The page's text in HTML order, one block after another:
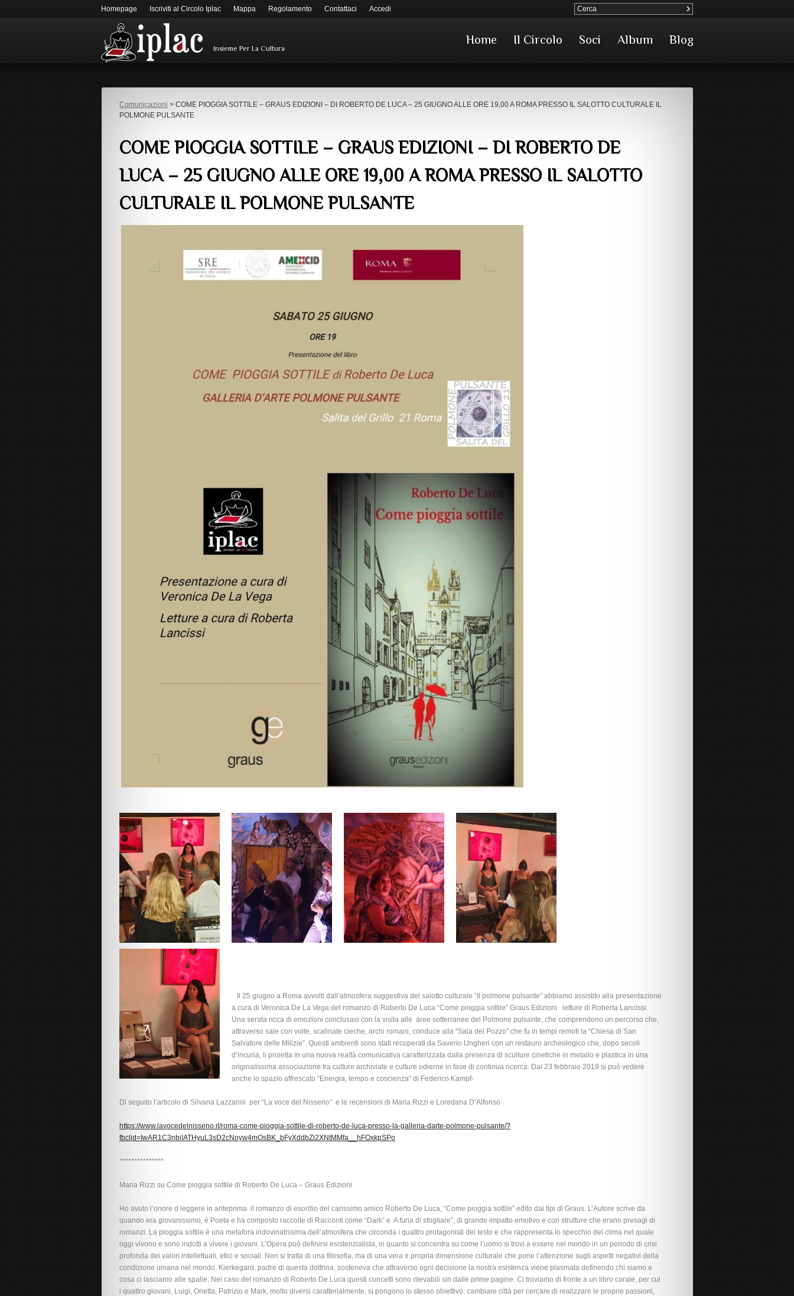
Homepage Iscriviti al Circolo Iplac Mappa Regolamento Contattaci Accedi
Insieme Per La Cultura
Home Il Circolo Soci Album Blog
Comunicazioni > COME PIOGGIA SOTTILE – GRAUS EDIZIONI – DI ROBERTO DE LUCA – 25 GIUGNO ALLE ORE 19,00 A ROMA PRESSO IL SALOTTO CULTURALE IL
POLMONE PULSANTE
COME PIOGGIA SOTTILE – GRAUS EDIZIONI – DI ROBERTO DE
LUCA – 25 GIUGNO ALLE ORE 19,00 A ROMA PRESSO IL SALOTTO
CULTURALE IL POLMONE PULSANTE
Il 25 giugno a Roma avvolti dall’atmosfera suggestiva del salotto culturale “Il polmone pulsante” abbiamo assistito alla presentazione
a cura di Veronica De La Vega del romanzo di Roberto De Luca “Come pioggia sottile” Graus Edizioni letture di Roberta Lancissi.
Una serata ricca di emozioni conclusasi con la visita alle aree sotterranee del Polmone pulsante, che comprendono un percorso che,
attraverso sale con volte, scalinate cieche, archi romani, conduce alla “Sala del Pozzo” che fu in tempi remoti la “Chiesa di San
Salvatore delle Milizie”. Questi ambienti sono stati recuperati da Saverio Ungheri con un restauro archeologico che, dopo secoli
d’incuria, li proietta in una nuova realtà comunicativa caratterizzata dalla presenza di sculture cinetiche in metallo e plastica in una
originalissima associazione tra culture archiviate e culture odierne in fase di continua ricerca. Dal 23 febbraio 2019 si può vedere
anche lo spazio affrescato “Energia, tempo e coscienza” di Federico Kampf-
Di seguito l’articolo di Silvana Lazzarini per “La voce del Nisseno” e le recensioni di Maria Rizzi e Loredana D’Alfonso
https://www.lavocedelnisseno.it/roma-come-pioggia-sottile-di-roberto-de-luca-presso-la-galleria-darte-polmone-pulsante/?
fbclid=IwAR1C3nbiIATHyuL3sD2cNoyw4mOsBK_bFyXddbZi2XNtMMfa__hFOxkpSPo
***************
Maria Rizzi su Come pioggia sottile di Roberto De Luca – Graus Edizioni
Ho avuto l’onore d leggere in anteprima il romanzo di esordio del carissimo amico Roberto De Luca, “Come pioggia sottile” edito dai tipi di Graus. L’Autore scrive da
quando era giovanissimo, è Poeta e ha composto raccolte di Racconti come “Dark” e A furia di sfogliare”, di grande impatto emotivo e con strutture che erano presagi di
romanzi. La pioggia sottile è una metafora indovinatissima dell’atmosfera che circonda i quattro protagonisti del testo e che rappresenta lo specchio del clima nel quale
oggi vivono e sono indotti a vivere i giovani. L’Opera può definirsi esistenzialista, in quanto si concentra su come l’uomo si trovi a essere nel mondo in un periodo di crisi
profonda dei valori intellettuali, etici e sociali. Non si tratta di una filosofia, ma di una vera e propria dimensione culturale che pone l’attenzione sugli aspetti negativi della
condizione umana nel mondo. Kierkegard, padre di questa dottrina, sosteneva che attraverso ogni decisione la nostra esistenza viene plasmata definendo chi siamo e
cosa ci lasciamo alle spalle. Nel caso del romanzo di Roberto De Luca questi concetti sono rilevabili sin dalle prime pagine. Ci troviamo di fronte a un libro corale, per cui
i quattro giovani, Luigi, Orietta, Patrizio e Mark, molto diversi caratterialmente, si pongono lo stesso obiettivo: cambiare città per cercare di realizzare le proprie passioni,